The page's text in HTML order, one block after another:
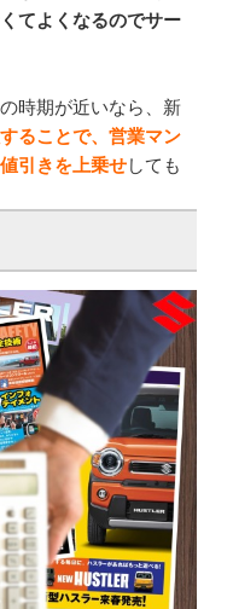
てよくなるのでサー
時期が近いなら、新
ることで、営業マン
引きを上乗せしても